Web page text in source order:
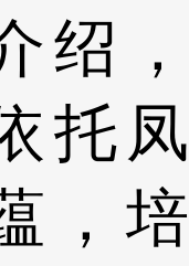
绍，
托凤
，培